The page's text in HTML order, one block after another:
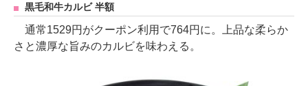
黒毛和牛カルビ 半額
通常1529円がクーポン利用で764円に。上品な柔らか
さと濃厚な旨みのカルビを味わえる。